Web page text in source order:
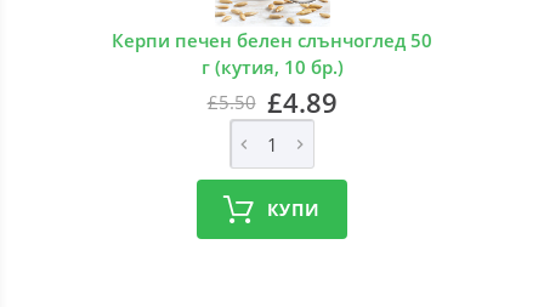
Керпи печен белен слънчоглед 50
г (кутия, 10 бр.)
£5.50 £4.89
КУПИ